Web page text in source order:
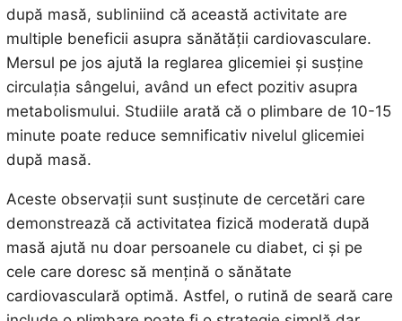
după masă, subliniind că această activitate are
multiple beneficii asupra sănătății cardiovasculare.
Mersul pe jos ajută la reglarea glicemiei și susține
circulația sângelui, având un efect pozitiv asupra
metabolismului. Studiile arată că o plimbare de 10-15
minute poate reduce semnificativ nivelul glicemiei
după masă.
Aceste observații sunt susținute de cercetări care
demonstrează că activitatea fizică moderată după
masă ajută nu doar persoanele cu diabet, ci și pe
cele care doresc să mențină o sănătate
cardiovasculară optimă. Astfel, o rutină de seară care